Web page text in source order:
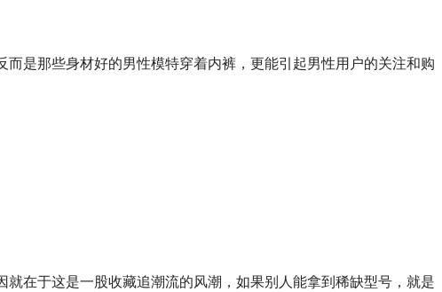
是那些身材好的男性模特穿着内裤，更能引起男性用户的关注和购
在于这是一股收藏追潮流的风潮，如果别人能拿到稀缺型号，就是